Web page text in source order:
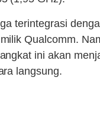
terintegrasi
Qualcomm.
ini akan
langsung.